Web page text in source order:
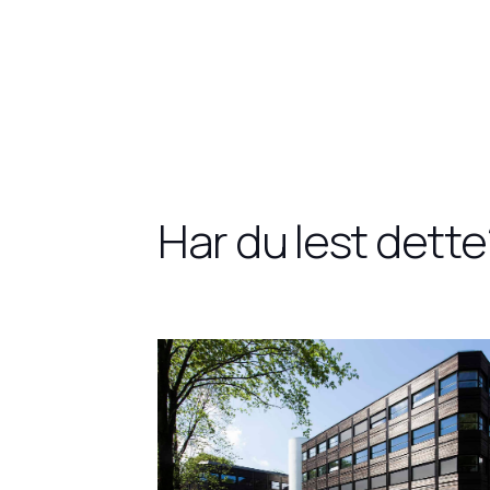
Har du lest